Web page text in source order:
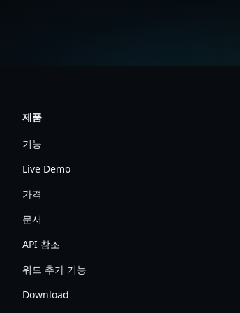
제품
기능
Live Demo
가격
문서
API 참조
워드 추가 기능
Download